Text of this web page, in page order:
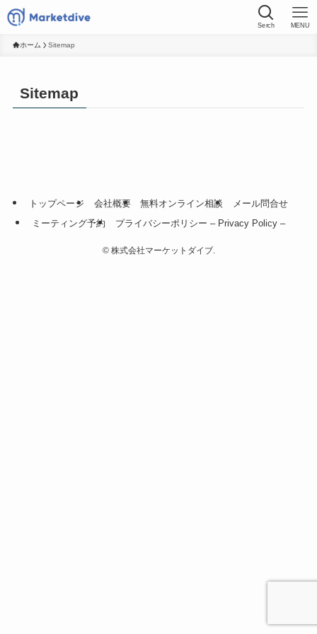
Serch MENU
ホーム Sitemap
Sitemap
トップページ 会社概要 無料オンライン相談
メール問合せ
ミーティング予約
プライバシーポリシー – Privacy Policy –
©株式会社マーケットダイブ.